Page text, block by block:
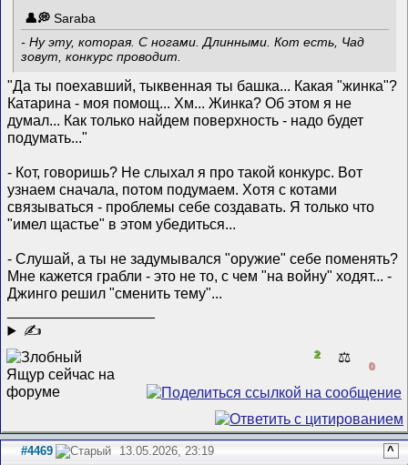
Saraba
- Ну эту, которая. С ногами. Длинными. Кот есть, Чад
зовут, конкурс проводит.
"Да ты поехавший, тыквенная ты башка... Какая "жинка"?
Катарина - моя помощ... Хм... Жинка? Об этом я не
думал... Как только найдем поверхность - надо будет
подумать..."
- Кот, говоришь? Не слыхал я про такой конкурс. Вот
узнаем сначала, потом подумаем. Хотя с котами
связываться - проблемы себе создавать. Я только что
"имел щастье" в этом убедиться...
- Слушай, а ты не задумывался "оружие" себе поменять?
Мне кажется грабли - это не то, с чем "на войну" ходят... -
Джинго решил "сменить тему"...
✍
2 ⚖️
0
#4469 13.05.2026, 23:19 ^